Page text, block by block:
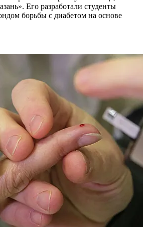
Его разработали студенты
борьбы с диабетом на основе